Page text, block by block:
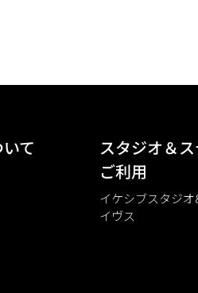
て スタジオ＆
ご利⽤
イケシブスタジ
イヴス